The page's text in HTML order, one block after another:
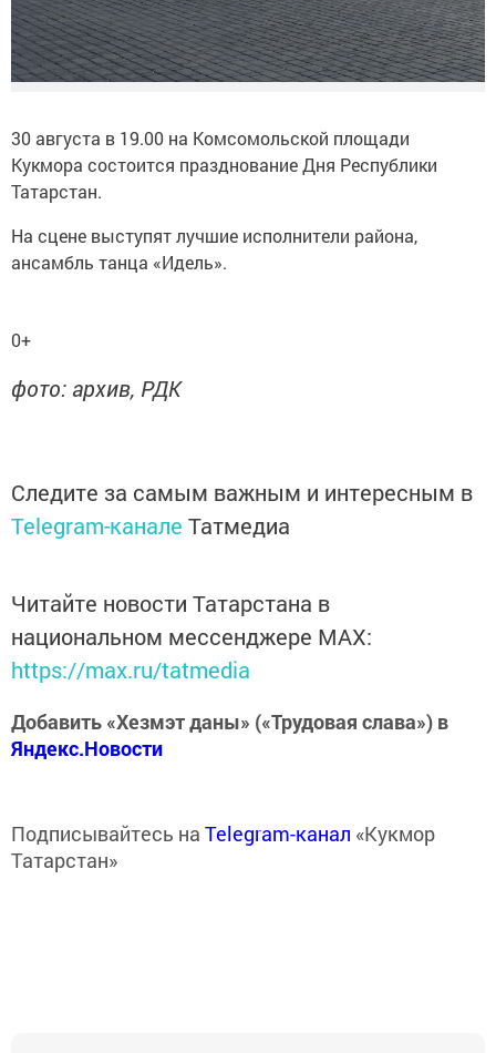
30 августа в 19.00 на Комсомольской площади
Кукмора состоится празднование Дня Республики
Татарстан.
На сцене выступят лучшие исполнители района,
ансамбль танца «Идель».
0+
фото: архив, РДК
Следите за самым важным и интересным в
Telegram-канале Татмедиа
Читайте новости Татарстана в
национальном мессенджере MАХ:
https://max.ru/tatmedia
Добавить «Хезмэт даны» («Трудовая слава») в
Яндекс.Новости
Подписывайтесь на Telegram-канал «Кукмор
Татарстан»